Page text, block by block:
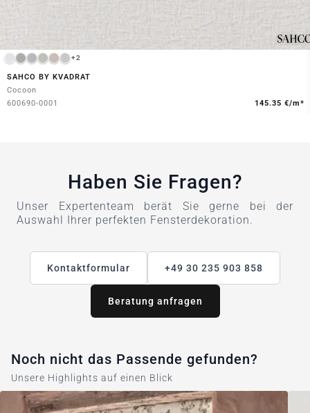
+2
SAHCO BY KVADRAT
Cocoon
600690-0001
145.35 €/m*
Haben Sie Fragen?
Unser Expertenteam berät Sie gerne bei der
Auswahl Ihrer perfekten Fensterdekoration.
Kontaktformular +49 30 235 903 858
Beratung anfragen
Noch nicht das Passende gefunden?
Unsere Highlights auf einen Blick